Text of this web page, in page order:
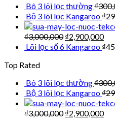
Bô 3 lõi lọc thường₫
Bộ 3 lõi lọc Kangaroo₫
₫3,000,000 ₫2,900,000
Lõi lọc số 6 Kangaroo ₫
Top Rated
Bô 3 lõi lọc thường₫
Bộ 3 lõi lọc Kangaroo₫
₫3,000,000 ₫2,900,000